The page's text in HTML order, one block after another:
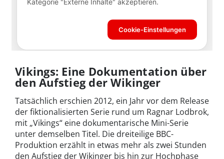
Vikings: Eine Dokumentation über
den Aufstieg der Wikinger
Tatsächlich erschien 2012, ein Jahr vor dem Release
der fiktionalisierten Serie rund um Ragnar Lodbrok,
mit „Vikings“ eine dokumentarische Mini-Serie
unter demselben Titel. Die dreiteilige BBC-
Produktion erzählt in etwas mehr als zwei Stunden
den Aufstieg der Wikinger bis hin zur Hochphase